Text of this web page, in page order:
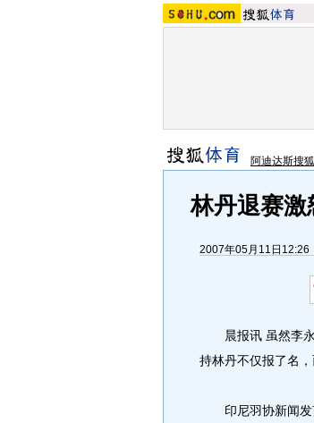
阿迪达斯搜
林丹退赛
2007年05月11日12:26
晨报讯 虽然李永
持林丹不仅报了名
印尼羽协新闻发